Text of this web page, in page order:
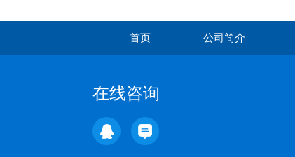
首页 公司简介
在线咨询